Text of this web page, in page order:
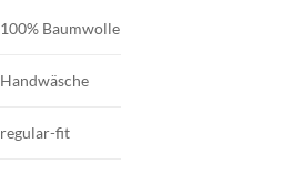
100% Baumwolle
Handwäsche
regular-fit